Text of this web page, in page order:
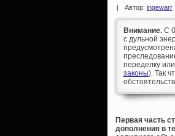
Автор: ingewarr
Внимание. С
с дульной
переделку
законы). Так
Первая часть
дополнения в